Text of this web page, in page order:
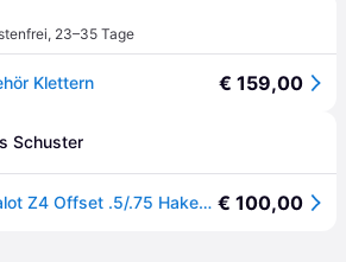
, 23–35 Tage
Klettern € 159,00
Schuster
Black Diamond Camalot Z4 Offset .5/.75 Haken Größe) Abseilgeräte € 100,00